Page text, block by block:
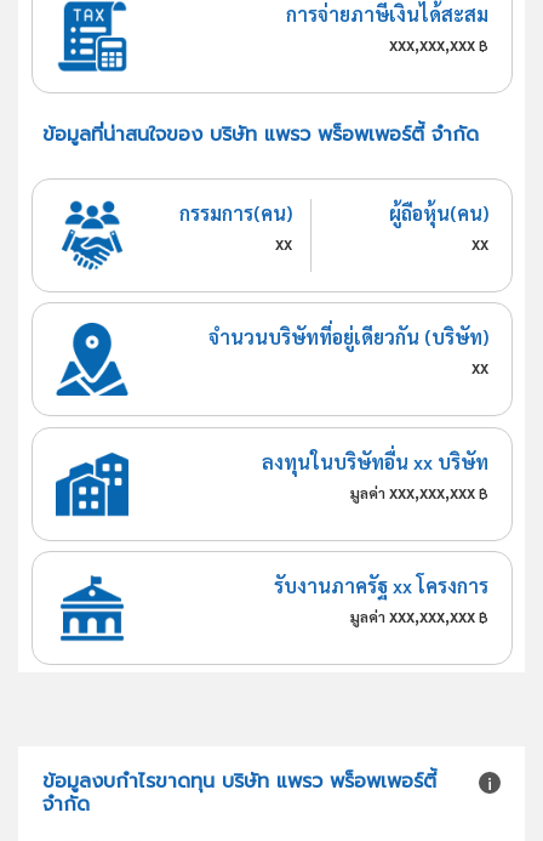
การจ่ายภาษีเงินได้สะสม
xxx,xxx,xxx฿
ข้อมูลที่น่าสนใจของ บริษัท แพรว พร็อพเพอร์ตี้ จำกัด
กรรมการ(คน)
xx
ผู้ถือหุ้น(คน)
xx
จำนวนบริษัทที่อยู่เดียวกัน (บริษัท)
xx
ลงทุนในบริษัทอื่น xx บริษัท
มูลค่า xxx,xxx,xxx ฿
รับงานภาครัฐ xx โครงการ
มูลค่า xxx,xxx,xxx ฿
ข้อมูลงบกำไรขาดทุน บริษัท แพรว พร็อพเพอร์ตี้
จำกัด